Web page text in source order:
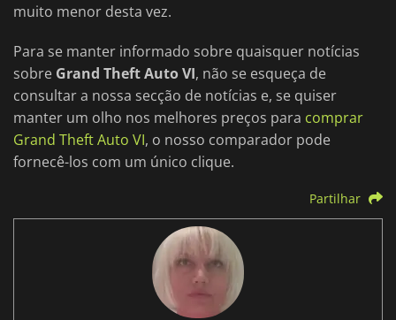
muito menor desta vez.
Para se manter informado sobre quaisquer notícias
sobre Grand Theft Auto VI, não se esqueça de
consultar a nossa secção de notícias e, se quiser
manter um olho nos melhores preços para comprar
Grand Theft Auto VI, o nosso comparador pode
fornecê-los com um único clique.
Partilhar